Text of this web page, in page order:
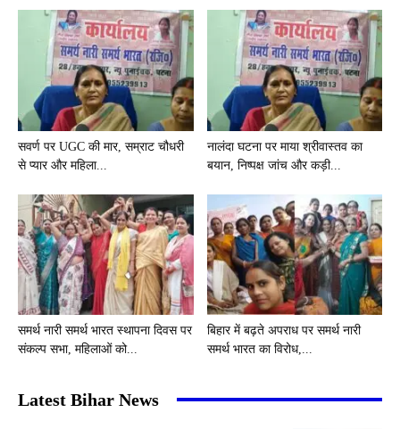
सवर्ण पर UGC की मार, सम्राट चौधरी
से प्यार और महिला...
नालंदा घटना पर माया श्रीवास्तव का
बयान, निष्पक्ष जांच और कड़ी...
समर्थ नारी समर्थ भारत स्थापना दिवस पर
संकल्प सभा, महिलाओं को...
बिहार में बढ़ते अपराध पर समर्थ नारी
समर्थ भारत का विरोध,...
Latest Bihar News